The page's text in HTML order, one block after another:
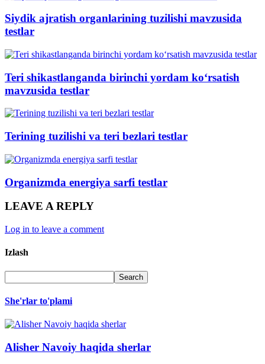
Siydik ajratish organlarining tuzilishi mavzusida
testlar
Teri shikastlanganda birinchi yordam ko‘rsatish
mavzusida testlar
Terining tuzilishi va teri bezlari testlar
Organizmda energiya sarfi testlar
LEAVE A REPLY
Log in to leave a comment
Izlash
She'rlar to'plami
Alisher Navoiy haqida sherlar